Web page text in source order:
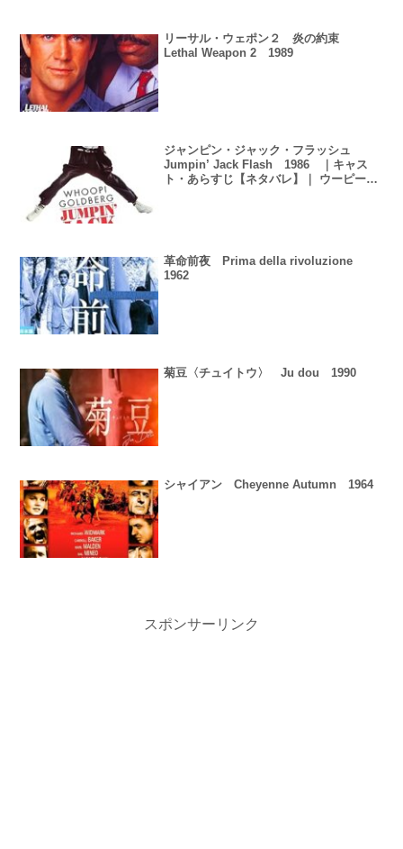
リーサル・ウェポン２ 炎の約束
Lethal Weapon 2 1989
ジャンピン・ジャック・フラッシュ
Jumpin’ Jack Flash 1986 ｜キャス
ト・あらすじ【ネタバレ】｜ ウーピー・
革命前夜 Prima della rivoluzione
1962
菊豆〈チュイトウ〉 Ju dou 1990
シャイアン Cheyenne Autumn 1964
スポンサーリンク